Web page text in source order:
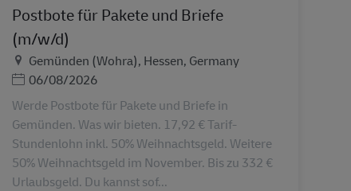
Postbote für Pakete und Briefe
(m/w/d)
Местоположение
Gemünden (Wohra), Hessen, Germany
Дата публикации
06/08/2026
Werde Postbote für Pakete und Briefe in
Gemünden. Was wir bieten. 17,92 € Tarif-
Stundenlohn inkl. 50% Weihnachtsgeld. Weitere
50% Weihnachtsgeld im November. Bis zu 332 €
Urlaubsgeld. Du kannst sof...